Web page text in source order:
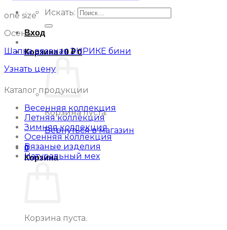
Искать:
Вход
Корзина /0₽ 0
Корзина пуста.
Вернуться в магазин
0
Корзина
Корзина пуста.
one size
Осень
Шапка вязаная ЭНРИКЕ бини
Узнать цену
Каталог продукции
Весенняя коллекция
Летняя коллекция
Зимняя коллекция
Осенняя коллекция
Вязаные изделия
Натуральный мех